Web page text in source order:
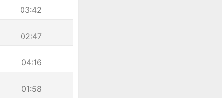
03:42
02:47
04:16
01:58